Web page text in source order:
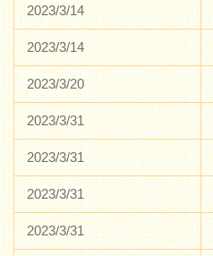
2023/3/14
2023/3/14
2023/3/20
2023/3/31
2023/3/31
2023/3/31
2023/3/31